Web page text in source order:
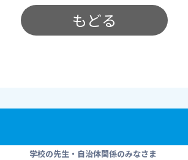
もどる
学校の先生・自治体関係のみなさま